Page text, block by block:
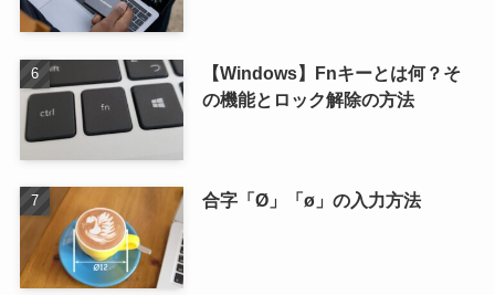
【Windows】Fnキーとは何？そ
の機能とロック解除の方法
合字「Ø」「ø」の入力方法